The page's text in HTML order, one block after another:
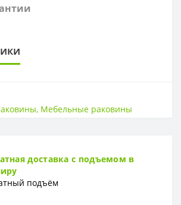
, Мебельные раковины
доставка с подъемом в
подъём